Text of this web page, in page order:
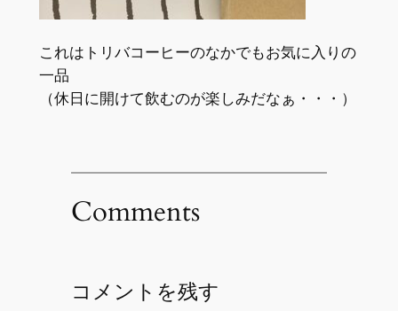
これはトリバコーヒーのなかでもお気に入りの
一品
（休日に開けて飲むのが楽しみだなぁ・・・）
Comments
コメントを残す